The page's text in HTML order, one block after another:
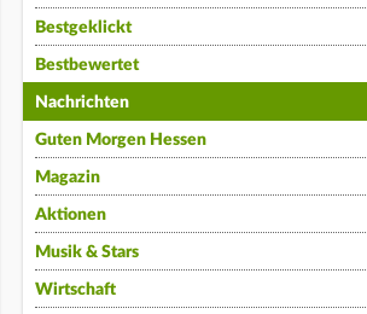
Bestgeklickt
Bestbewertet
Nachrichten
Guten Morgen Hessen
Magazin
Aktionen
Musik & Stars
Wirtschaft